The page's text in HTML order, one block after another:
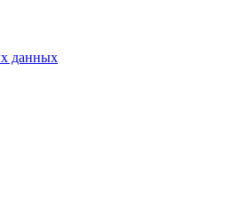
данных